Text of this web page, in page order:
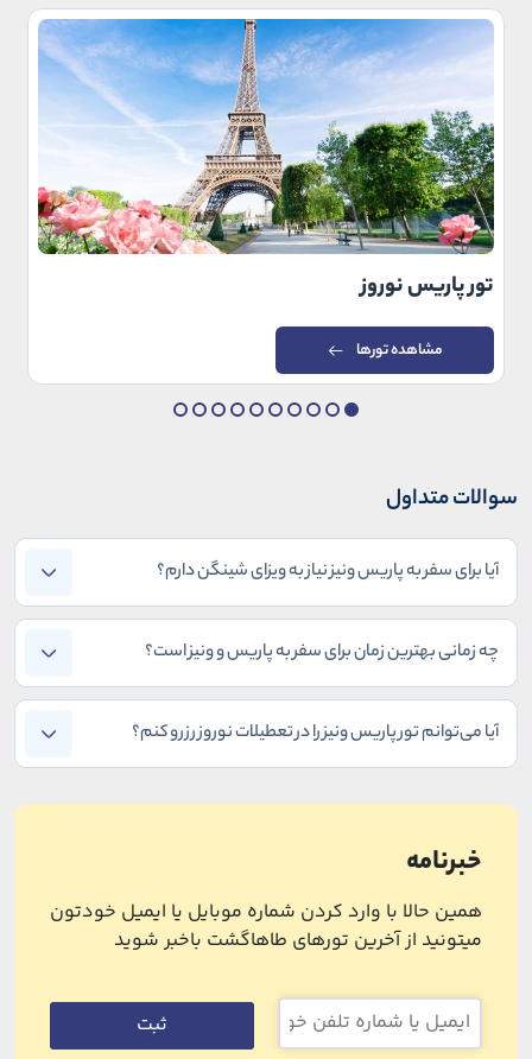
تور پاریس نوروز
مشاهده تورها
سوالات متداول
آیا برای سفر به پاریس ونیز نیاز به ویزای شینگن دارم؟
چه زمانی بهترین زمان برای سفر به پاریس و ونیز است؟
آیا می‌توانم تور پاریس ونیز را در تعطیلات نوروز رزرو کنم؟
خبرنامه
همین حالا با وارد کردن شماره موبایل یا ایمیل خودتون
میتونید از آخرین تورهای طاهاگشت باخبر شوید
ثبت